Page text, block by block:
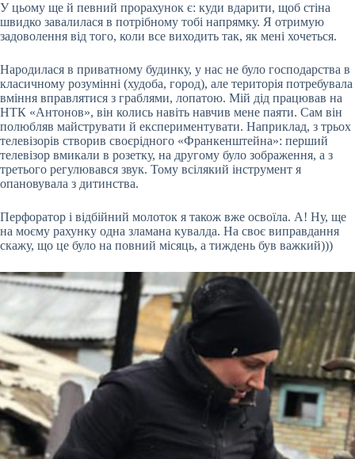
У цьому ще й певний прорахунок є: куди вдарити, щоб стіна
швидко завалилася в потрібному тобі напрямку. Я отримую
задоволення від того, коли все виходить так, як мені хочеться.
Народилася в приватному будинку, у нас не було господарства в
класичному розумінні (худоба, город), але територія потребувала
вміння вправлятися з граблями, лопатою. Мій дід працював на
НТК «Антонов», він колись навіть навчив мене паяти. Сам він
полюбляв майструвати й експериментувати. Наприклад, з трьох
телевізорів створив своєрідного «Франкенштейна»: перший
телевізор вмикали в розетку, на другому було зображення, а з
третього регулювався звук. Тому всілякий інструмент я
опановувала з дитинства.
Перфоратор і відбійний молоток я також вже освоїла. А! Ну, ще
на моєму рахунку одна зламана кувалда. На своє виправдання
скажу, що це було на повний місяць, а тиждень був важкий)))